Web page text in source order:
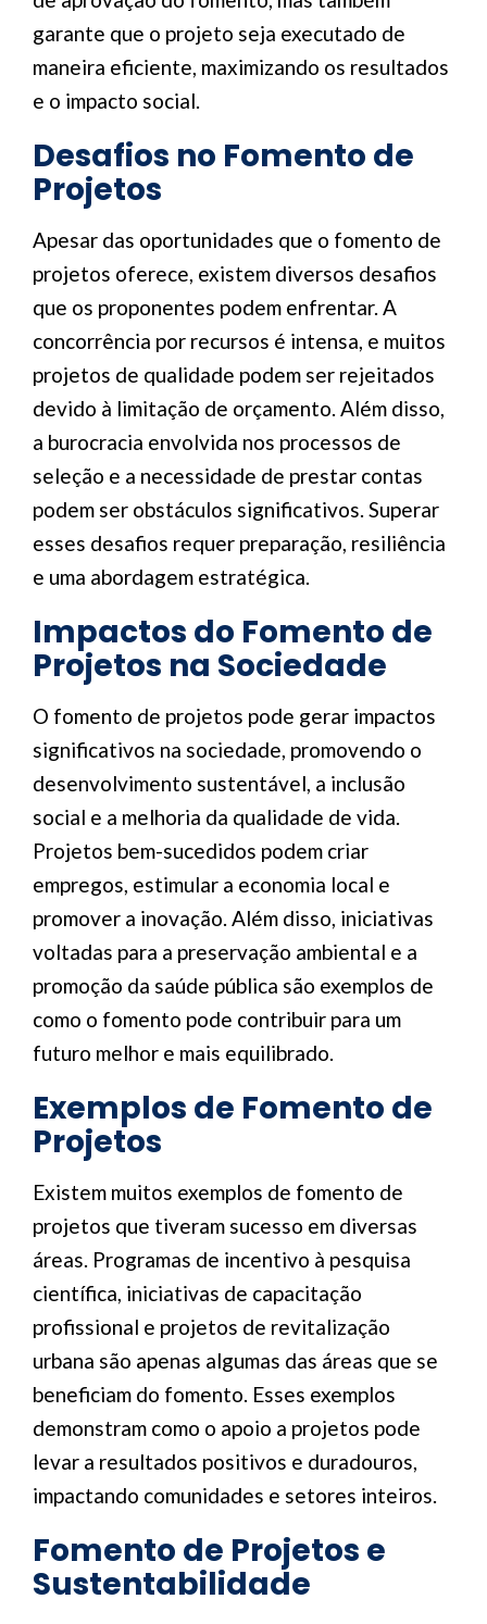
garante que o projeto seja executado de
maneira eficiente, maximizando os resultados
e o impacto social.
Desafios no Fomento de
Projetos
Apesar das oportunidades que o fomento de
projetos oferece, existem diversos desafios
que os proponentes podem enfrentar. A
concorrência por recursos é intensa, e muitos
projetos de qualidade podem ser rejeitados
devido à limitação de orçamento. Além disso,
a burocracia envolvida nos processos de
seleção e a necessidade de prestar contas
podem ser obstáculos significativos. Superar
esses desafios requer preparação, resiliência
e uma abordagem estratégica.
Impactos do Fomento de
Projetos na Sociedade
O fomento de projetos pode gerar impactos
significativos na sociedade, promovendo o
desenvolvimento sustentável, a inclusão
social e a melhoria da qualidade de vida.
Projetos bem-sucedidos podem criar
empregos, estimular a economia local e
promover a inovação. Além disso, iniciativas
voltadas para a preservação ambiental e a
promoção da saúde pública são exemplos de
como o fomento pode contribuir para um
futuro melhor e mais equilibrado.
Exemplos de Fomento de
Projetos
Existem muitos exemplos de fomento de
projetos que tiveram sucesso em diversas
áreas. Programas de incentivo à pesquisa
científica, iniciativas de capacitação
profissional e projetos de revitalização
urbana são apenas algumas das áreas que se
beneficiam do fomento. Esses exemplos
demonstram como o apoio a projetos pode
levar a resultados positivos e duradouros,
impactando comunidades e setores inteiros.
Fomento de Projetos e
Sustentabilidade